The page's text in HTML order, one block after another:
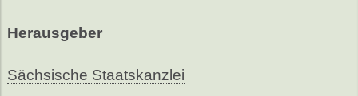
Herausgeber
Sächsische Staatskanzlei